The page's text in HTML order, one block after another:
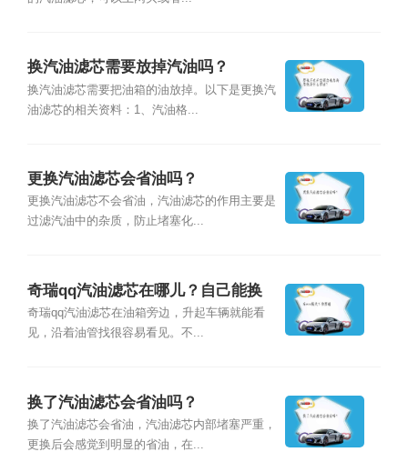
换汽油滤芯需要放掉汽油吗？
换汽油滤芯需要把油箱的油放掉。以下是更换汽
油滤芯的相关资料：1、汽油格...
更换汽油滤芯会省油吗？
更换汽油滤芯不会省油，汽油滤芯的作用主要是
过滤汽油中的杂质，防止堵塞化...
奇瑞qq汽油滤芯在哪儿？自己能换
吗？
奇瑞qq汽油滤芯在油箱旁边，升起车辆就能看
见，沿着油管找很容易看见。不...
换了汽油滤芯会省油吗？
换了汽油滤芯会省油，汽油滤芯内部堵塞严重，
更换后会感觉到明显的省油，在...